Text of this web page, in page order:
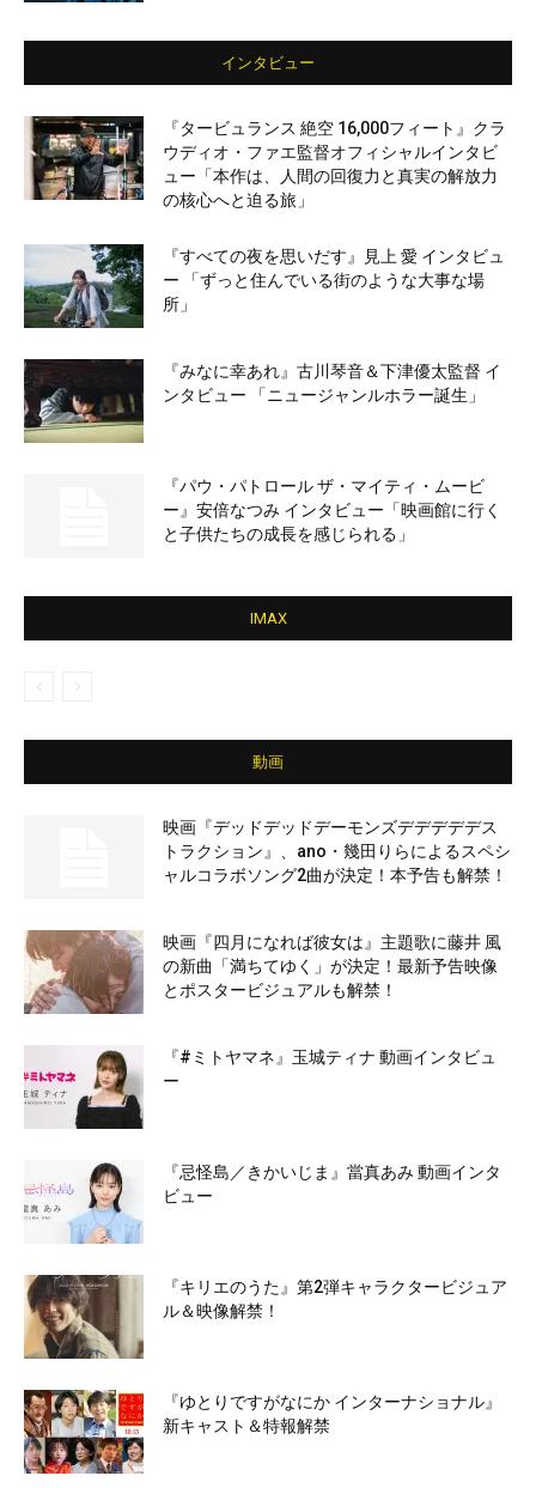
インタビュー
『タービュランス 絶空 16,000フィート』クラ
ウディオ・ファエ監督オフィシャルインタビ
ュー「本作は、人間の回復力と真実の解放力
の核心へと迫る旅」
『すべての夜を思いだす』見上 愛 インタビュ
ー 「ずっと住んでいる街のような大事な場
所」
『みなに幸あれ』古川琴音＆下津優太監督 イ
ンタビュー 「ニュージャンルホラー誕生」
『パウ・パトロール ザ・マイティ・ムービ
ー』安倍なつみ インタビュー「映画館に行く
と子供たちの成長を感じられる」
IMAX
動画
映画『デッドデッドデーモンズデデデデデス
トラクション』、ano・幾田りらによるスペシ
ャルコラボソング2曲が決定！本予告も解禁！
映画『四月になれば彼女は』主題歌に藤井 風
の新曲「満ちてゆく」が決定！最新予告映像
とポスタービジュアルも解禁！
『#ミトヤマネ』玉城ティナ 動画インタビュ
ー
『忌怪島／きかいじま』當真あみ 動画インタ
ビュー
『キリエのうた』第2弾キャラクタービジュア
ル＆映像解禁！
『ゆとりですがなにか インターナショナル』
新キャスト＆特報解禁